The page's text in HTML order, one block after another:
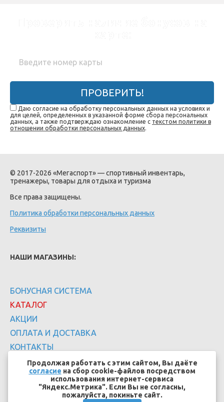
ПРОВЕРИТЬ!
Даю согласие на обработку персональных данных на условиях и
для целей, определенных в указанной форме сбора персональных
данных, а также подтверждаю ознакомление с текстом политики в
отношении обработки персональных данных.
© 2017-2026 «Мегаспорт» — спортивный инвентарь,
тренажеры, товары для отдыха и туризма
Все права защищены.
Политика обработки персональных данных
Реквизиты
НАШИ МАГАЗИНЫ:
БОНУСНАЯ СИСТЕМА
КАТАЛОГ
АКЦИИ
ОПЛАТА И ДОСТАВКА
КОНТАКТЫ
Продолжая работать с этим сайтом, Вы даёте
согласие на сбор cookie-файлов посредством
использования интернет-сервиса
"Яндекс.Метрика". Если Вы не согласны,
пожалуйста, покиньте сайт.